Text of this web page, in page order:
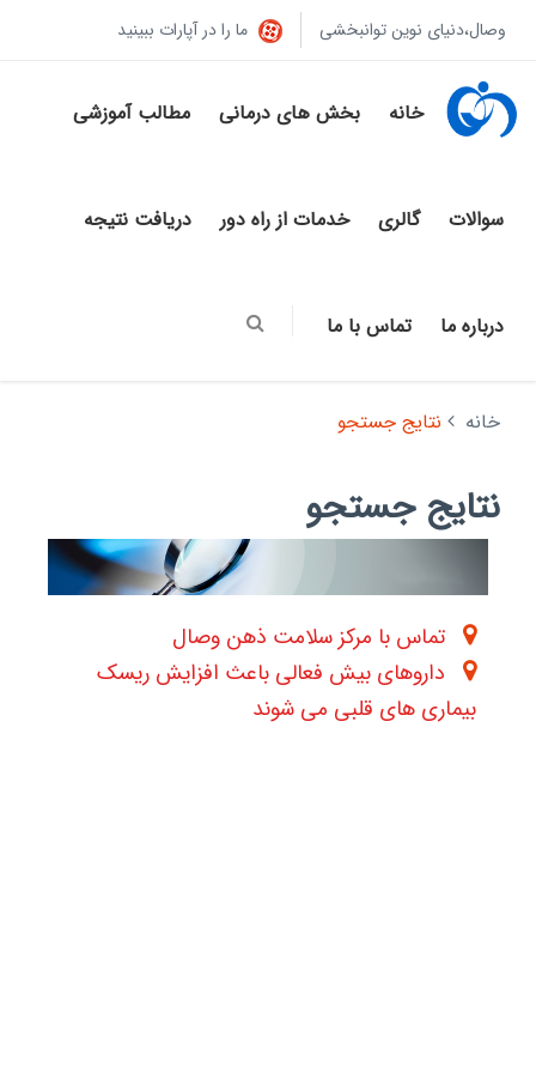
وصال،دنیای نوین توانبخشی ما را در آپارات ببینید
خانه بخش های درمانی مطالب آموزشی
سوالات گالری خدمات از راه دور دریافت نتیجه
درباره ما تماس با ما
خانه نتایج جستجو
نتایج جستجو
تماس با مرکز سلامت ذهن وصال
داروهای بیش فعالی باعث افزایش ریسک
بیماری های قلبی می شوند